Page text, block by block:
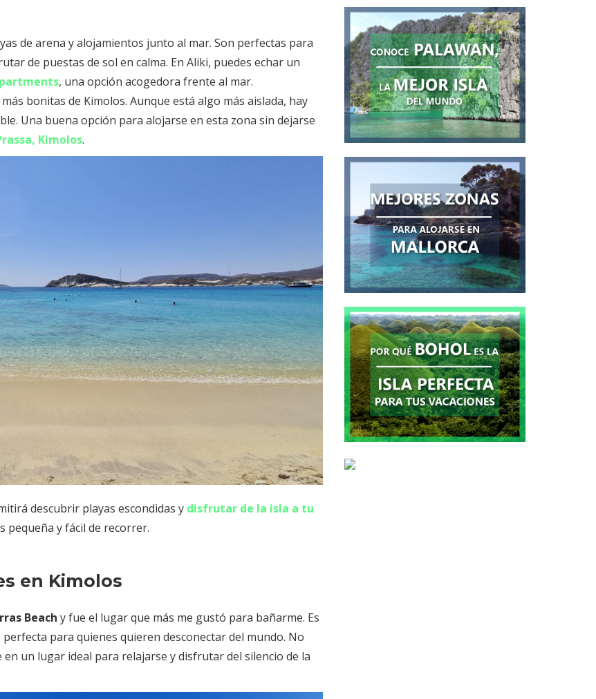
de arena y alojamientos junto al mar. Son perfectas para
de puestas de sol en calma. En Aliki, puedes echar un
, una opción acogedora frente al mar.
bonitas de Kimolos. Aunque está algo más aislada, hay
Una buena opción para alojarse en esta zona sin dejarse
Kimolos.
descubrir playas escondidas y disfrutar de la isla a tu
pequeña y fácil de recorrer.
en Kimolos
Beach y fue el lugar que más me gustó para bañarme. Es
para quienes quieren desconectar del mundo. No
un lugar ideal para relajarse y disfrutar del silencio de la